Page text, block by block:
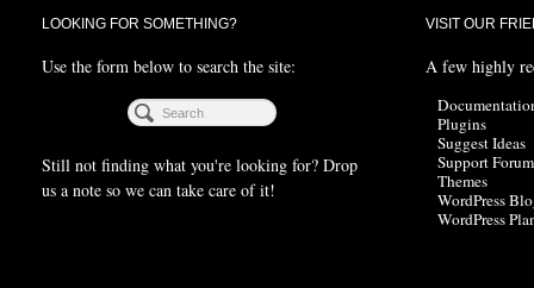
LOOKING FOR SOMETHING?
Use the form below to search the site:
Still not finding what you're looking for? Drop
us a note so we can take care of it!
VISIT OUR
A few highly
Plugins
Suggest Ideas
Support Forum
Themes
WordPress
WordPress